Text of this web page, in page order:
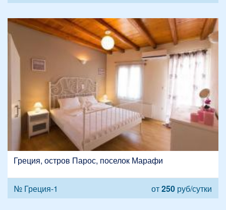
Греция, остров Парос, поселок Марафи
№ Греция-1 от250 руб/сутки